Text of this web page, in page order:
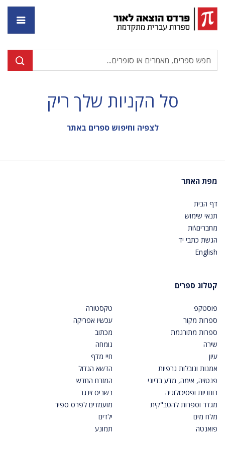
סל הקניות שלך ריק
לצפיה וחיפוש ספרים באתר
מפת האתר
דף הבית
תנאי שימוש
מחברים\ות
הגשת כתבי יד
English
קטלוג ספרים
פוסטקפ
ספרות מקור
ספרות מתורגמת
שירה
עיון
אמנות ונובלות גרפיות
פנטזיה, אימה, מדע בדיוני
רוחניות ופסיכולוגיה
מגדר וספרות להטב"קית
מלח מים
פואנטה
טקסטורה
עכשיו אפריקה
מכתוב
גומחה
חיי מדף
הדשא הגדול
המזרח החדש
בשביס זינגר
מועמדים לפרס ספיר
ילדים
תמונע